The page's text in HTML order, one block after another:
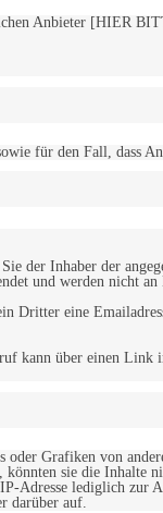
Anbieter [HIER
für den Fall, dass
der Inhaber der
und werden nicht
eine
kann über einen Link
Grafiken von
sie die Inhalte
Adresse lediglich zur
darüber auf.